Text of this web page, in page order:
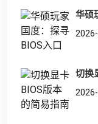
华硕
切换